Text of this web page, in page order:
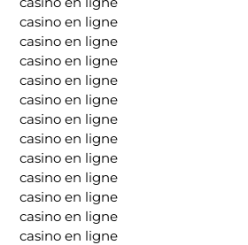
casino en ligne
casino en ligne
casino en ligne
casino en ligne
casino en ligne
casino en ligne
casino en ligne
casino en ligne
casino en ligne
casino en ligne
casino en ligne
casino en ligne